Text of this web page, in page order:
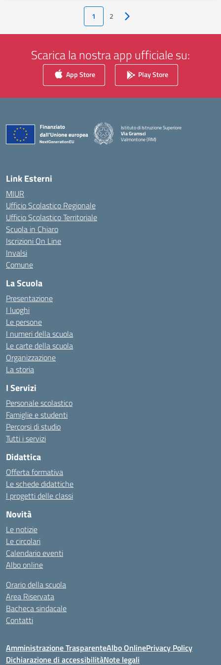
1 2 Pagina successiva
Scarica la nostra app ufficiale su:
App Store Play Store
Istituto di Istruzione Superiore
Via Gramsci
Valmontone (RM)
Link Esterni
MIUR
Ufficio Scolastico Regionale
Ufficio Scolastico Territoriale
Scuola in Chiaro
Iscrizioni On Line
Invalsi
Comune
La Scuola
Presentazione
I luoghi
Le persone
I numeri della scuola
Le carte della scuola
Organizzazione
La storia
I Servizi
Personale scolastico
Famiglie e studenti
Percorsi di studio
Tutti i servizi
Didattica
Offerta formativa
Le schede didattiche
I progetti delle classi
Novità
Le notizie
Le circolari
Calendario eventi
Albo online
Orario della scuola
Area Riservata
Bacheca sindacale
Contatti
Amministrazione TrasparenteAlbo OnlinePrivacy Policy
Dichiarazione di accessibilitàNote legali